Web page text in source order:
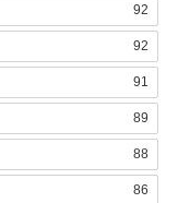
92
92
91
89
88
86